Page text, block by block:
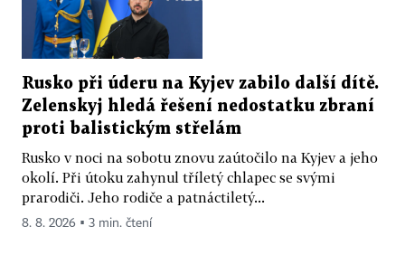
Rusko při úderu na Kyjev zabilo další dítě.
Zelenskyj hledá řešení nedostatku zbraní
proti balistickým střelám
Rusko v noci na sobotu znovu zaútočilo na Kyjev a jeho
okolí. Při útoku zahynul tříletý chlapec se svými
prarodiči. Jeho rodiče a patnáctiletý...
8. 8. 2026 ▪ 3 min. čtení